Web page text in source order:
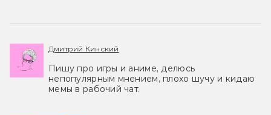
Дмитрий Кинский
Пишу про игры и аниме, делюсь
непопулярным мнением, плохо шучу и кидаю
мемы в рабочий чат.